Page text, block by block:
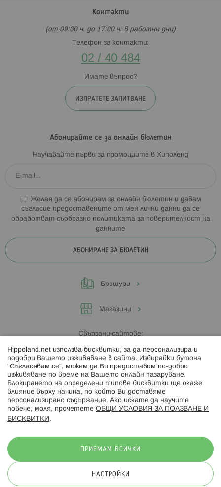
Контакти
(от 09:00 ч. до 17:00 ч. в работни дни)
Телефон за контакти:
02 / 40 484
Имате въпрос?
ИЗПРАТЕТЕ ЗАПИТВАНЕ
Абонирайте се за онлайн бюлетин
Научавайте първи за промоциите в Хиполенд
Желая да се абонирам за онлайн бюлетин и давам
съгласие предоставените от мен лични данни да се
обработват съобразно политиката за поверителност на
данните
АБОНИРАНЕ ЗА БЮЛЕТИН
Брошури
Магазини
Свързани сайтове:
Hippoland.ro
Последвайте ни:
© 2026 Hippoland.net. Всички права запазени
Hippoland.net използва бисквитки, за да персонализира и
подобри Вашето изживяване в сайта. Избирайки бутона
“Съгласявам се”, можем да Ви предоставим по-добро
изживяване по време на Вашето онлайн пазаруване.
Блокирането на определени типове бисквитки ще окаже
влияние върху начина, по който Ви доставяме
персонализирано съдържание. Ако искате да научите
повече, моля, прочетете ОБЩИ УСЛОВИЯ ЗА ПОЛЗВАНЕ И
БИСКВИТКИ .
ПРИЕМАМ ВСИЧКИ
НАСТРОЙКИ